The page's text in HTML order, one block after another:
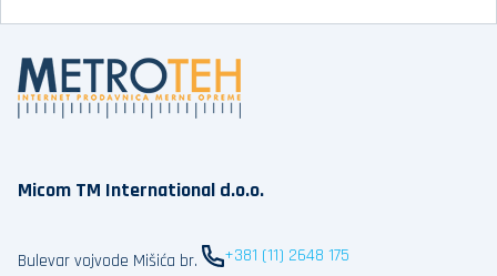
Micom TM International d.o.o.
Bulevar vojvode Mišića br.
+381 (11) 2648 175